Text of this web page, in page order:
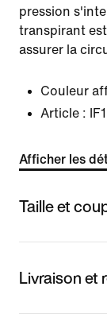
pression
transpirant
assurer la
Couleur
Article :
Afficher les
Taille et
Livraison et